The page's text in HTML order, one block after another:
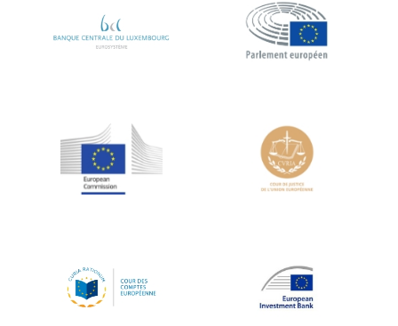
Lars Heikensten
Lucas Papademos
Máire Geoghegan-Quinn
Manolis Mavrommatis
Mario Centeno
Mario Monti